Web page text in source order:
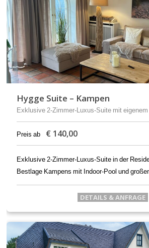
Hygge Suite – Kampen
Exklusive 2-Zimmer-Luxus-Suite mit
Preis ab € 140,00
Exklusive 2-Zimmer-Luxus-Suite in der
Bestlage Kampens mit Indoor-Pool und
DETAILS & ANFRAGE